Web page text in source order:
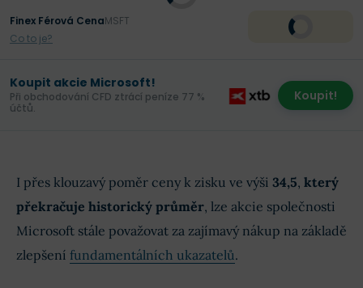
Finex Férová CenaMSFT
Co to je?
Koupit akcie Microsoft!
Při obchodování CFD ztrácí peníze 77 %
účtů.
Koupit!
I přes klouzavý poměr ceny k zisku ve výši 34,5, který
překračuje historický průměr, lze akcie společnosti
Microsoft stále považovat za zajímavý nákup na základě
zlepšení fundamentálních ukazatelů.